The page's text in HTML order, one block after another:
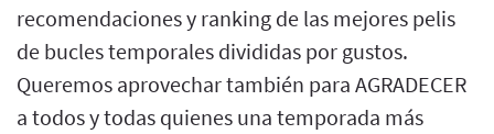
recomendaciones y ranking de las mejores pelis
de bucles temporales divididas por gustos.
Queremos aprovechar también para AGRADECER
a todos y todas quienes una temporada más